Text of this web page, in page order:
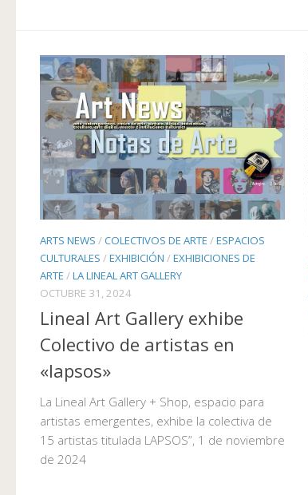
ARTS NEWS /COLECTIVOS DE ARTE /ESPACIOS
CULTURALES /EXHIBICIÓN /EXHIBICIONES DE
ARTE /LA LINEAL ART GALLERY
OCTUBRE 31, 2024
Lineal Art Gallery exhibe
Colectivo de artistas en
«lapsos»
La Lineal Art Gallery + Shop, espacio para
artistas emergentes, exhibe la colectiva de
15 artistas titulada LAPSOS”, 1 de noviembre
de 2024